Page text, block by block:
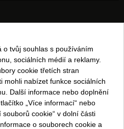
o tvůj souhlas s používáním
sociálních médií a reklamy.
cookie třetích stran
mohli nabízet funkce sociálních
Další informace nebo doplnění
„Více informací“ nebo
cookie“ v dolní části
o souborech cookie a